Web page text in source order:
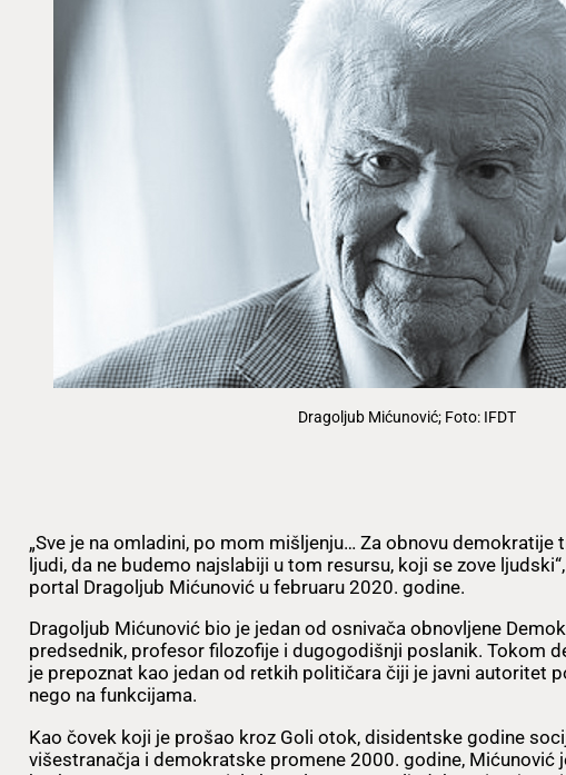
Dragoljub Mićunović; Foto: IFDT
„Sve je na omladini, po mom mišljenju… Za obnovu demokratije
ljudi, da ne budemo najslabiji u tom resursu, koji se zove
portal Dragoljub Mićunović u februaru 2020. godine.
Dragoljub Mićunović bio je jedan od osnivača obnovljene
predsednik, profesor filozofije i dugogodišnji poslanik. Tokom
je prepoznat kao jedan od retkih političara čiji je javni autoritet
nego na funkcijama.
Kao čovek koji je prošao kroz Goli otok, disidentske godine
višestranačja i demokratske promene 2000. godine,